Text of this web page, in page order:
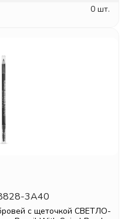
0 шт.
3A40
с щеточкой СВЕТЛО-